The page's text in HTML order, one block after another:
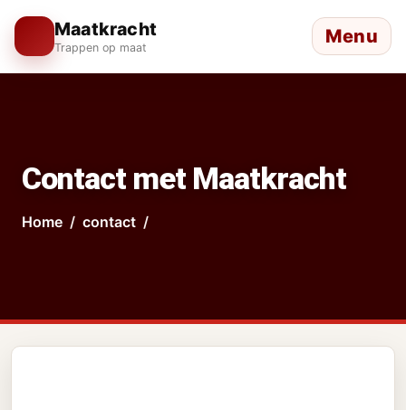
Maatkracht
Trappen op maat Menu
Contact met Maatkracht
Home contact